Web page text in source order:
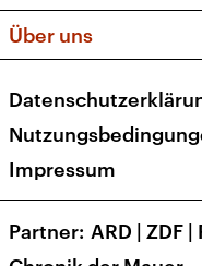
Apps
Newsletter
Social Media
Über uns
Presse
Karriere
Transparenz
Impressum
Partner ARD | ZDF |